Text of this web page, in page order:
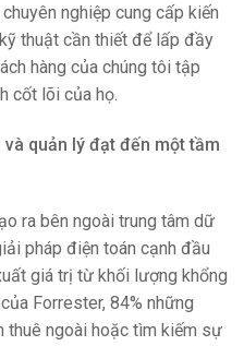
nghiệp cung cấp kiến
thuật cần thiết để lấp đầy
hàng của chúng tôi tập
cốt lõi của họ.
quản lý đạt đến một tầm
ra bên ngoài trung tâm dữ
pháp điện toán cạnh đầu
giá trị từ khối lượng khổng
Forrester, 84% những
thuê ngoài hoặc tìm kiếm sự